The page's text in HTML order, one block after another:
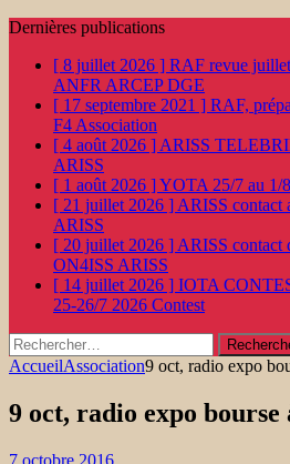
Dernières publications
[ 8 juillet 2026 ] RAF revue
ANFR ARCEP DGE
[ 17 septembre 2021 ] RAF,
F4 Association
[ 4 août 2026 ] ARISS
ARISS
[ 1 août 2026 ]YOTA 25/7 au 1/
[ 21 juillet 2026 ] ARISS contact
ARISS
[ 20 juillet 2026 ] ARISS contact
ON4ISS ARISS
[ 14 juillet 2026 ] IOTA
25-26/7 2026 Contest
Rechercher :
AccueilAssociation9 oct, radio expo
9 oct, radio expo bourse
7 octobre 2016